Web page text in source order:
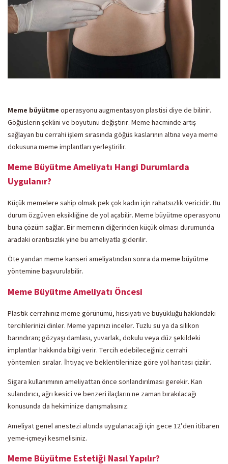
Meme büyütme operasyonu augmentasyon plastisi diye de bilinir.
Göğüslerin şeklini ve boyutunu değiştirir. Meme hacminde artış
sağlayan bu cerrahi işlem sırasında göğüs kaslarının altına veya meme
dokusuna meme implantları yerleştirilir.
Meme Büyütme Ameliyatı Hangi Durumlarda
Uygulanır?
Küçük memelere sahip olmak pek çok kadın için rahatsızlık vericidir. Bu
durum özgüven eksikliğine de yol açabilir. Meme büyütme operasyonu
buna çözüm sağlar. Bir memenin diğerinden küçük olması durumunda
aradaki orantısızlık yine bu ameliyatla giderilir.
Öte yandan meme kanseri ameliyatından sonra da meme büyütme
yöntemine başvurulabilir.
Meme Büyütme Ameliyatı Öncesi
Plastik cerrahınız meme görünümü, hissiyatı ve büyüklüğü hakkındaki
tercihlerinizi dinler. Meme yapınızı inceler. Tuzlu su ya da silikon
barındıran; gözyaşı damlası, yuvarlak, dokulu veya düz şekildeki
implantlar hakkında bilgi verir. Tercih edebileceğiniz cerrahi
yöntemleri sıralar. İhtiyaç ve beklentilerinize göre yol haritası çizilir.
Sigara kullanımının ameliyattan önce sonlandırılması gerekir. Kan
sulandırıcı, ağrı kesici ve benzeri ilaçların ne zaman bırakılacağı
konusunda da hekiminize danışmalısınız.
Ameliyat genel anestezi altında uygulanacağı için gece 12’den itibaren
yeme-içmeyi kesmelisiniz.
Meme Büyütme Estetiği Nasıl Yapılır?